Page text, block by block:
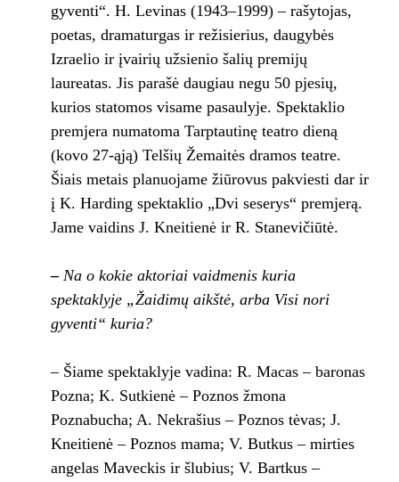
gyventi“. H. Levinas (1943–1999) – rašytojas,
poetas, dramaturgas ir režisierius, daugybės
Izraelio ir įvairių užsienio šalių premijų
laureatas. Jis parašė daugiau negu 50 pjesių,
kurios statomos visame pasaulyje. Spektaklio
premjera numatoma Tarptautinę teatro dieną
(kovo 27-ąją) Telšių Žemaitės dramos teatre.
Šiais metais planuojame žiūrovus pakviesti dar ir
į K. Harding spektaklio „Dvi seserys“ premjerą.
Jame vaidins J. Kneitienė ir R. Stanevičiūtė.
– Na o kokie aktoriai vaidmenis kuria
spektaklyje „Žaidimų aikštė, arba Visi nori
gyventi“ kuria?
– Šiame spektaklyje vadina: R. Macas – baronas
Pozna; K. Sutkienė – Poznos žmona
Poznabucha; A. Nekrašius – Poznos tėvas; J.
Kneitienė – Poznos mama; V. Butkus – mirties
angelas Maveckis ir šlubius; V. Bartkus –